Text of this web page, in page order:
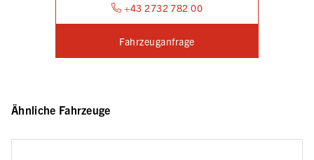
+43 2732 782 00
Fahrzeuganfrage
Ähnliche Fahrzeuge